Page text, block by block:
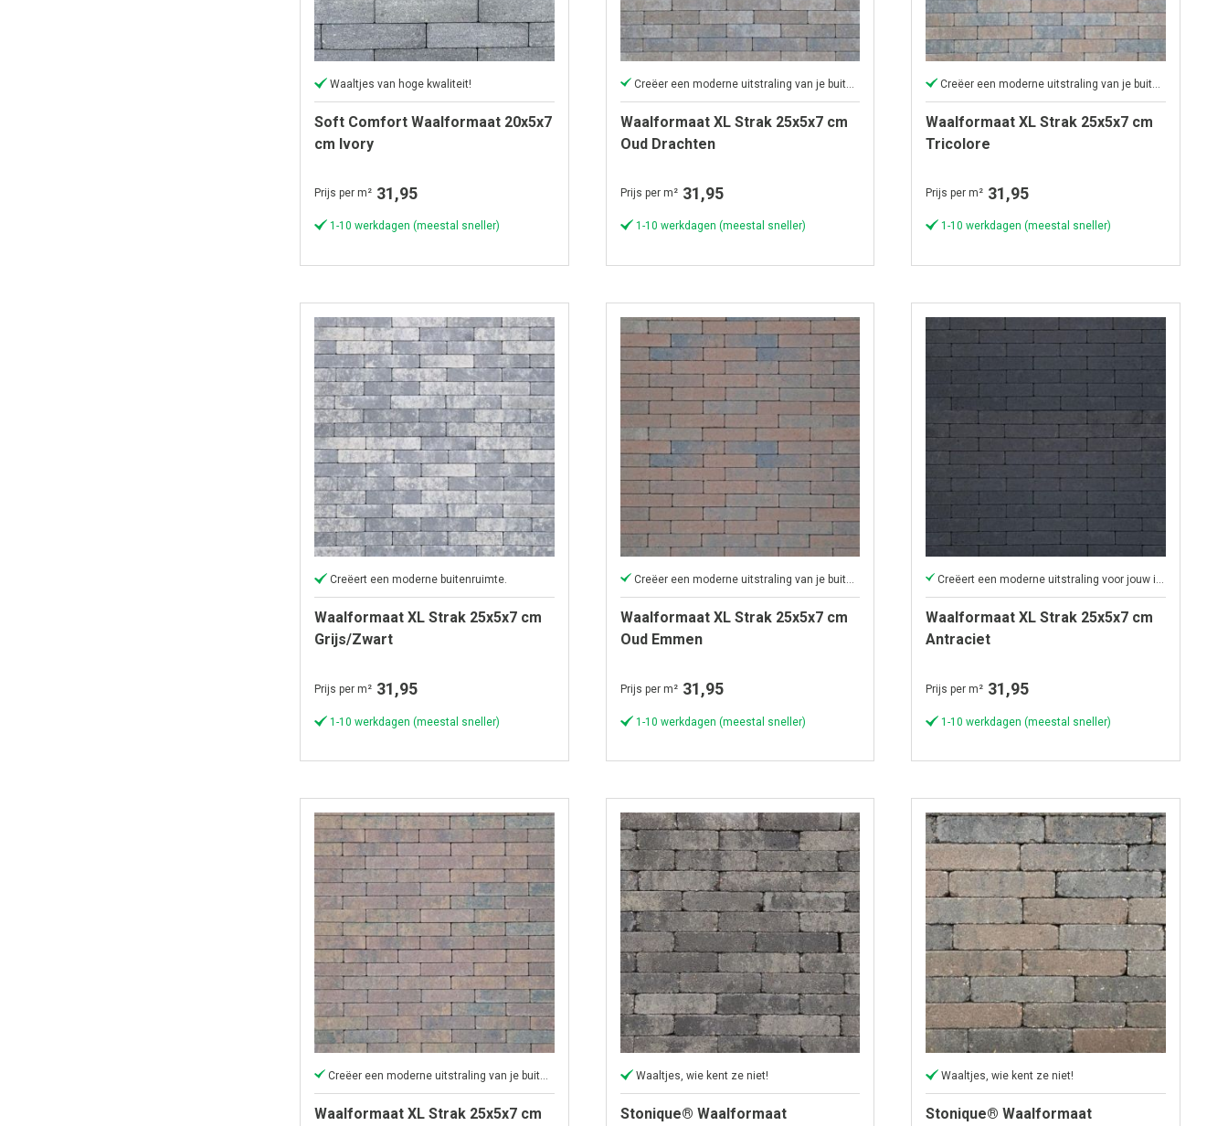
Waaltjes van hoge kwaliteit!
Soft Comfort Waalformaat 20x5x7
cm Ivory
Prijs per m² 31,95
1-10 werkdagen (meestal sneller)
Creëer een moderne uitstraling van je buitenruimte.
Waalformaat XL Strak 25x5x7 cm
Oud Drachten
Prijs per m² 31,95
1-10 werkdagen (meestal sneller)
Creëer een moderne uitstraling van je buitenruimte.
Waalformaat XL Strak 25x5x7 cm
Tricolore
Prijs per m² 31,95
1-10 werkdagen (meestal sneller)
Creëert een moderne buitenruimte.
Waalformaat XL Strak 25x5x7 cm
Grijs/Zwart
Prijs per m² 31,95
1-10 werkdagen (meestal sneller)
Creëer een moderne uitstraling van je buitenruimte.
Waalformaat XL Strak 25x5x7 cm
Oud Emmen
Prijs per m² 31,95
1-10 werkdagen (meestal sneller)
Creëert een moderne uitstraling voor jouw iedere buitenruimte.
Waalformaat XL Strak 25x5x7 cm
Antraciet
Prijs per m² 31,95
1-10 werkdagen (meestal sneller)
Creëer een moderne uitstraling van je buitenruimte.
Waalformaat XL Strak 25x5x7 cm
Waaltjes, wie kent ze niet!
Stonique® Waalformaat
Waaltjes, wie kent ze niet!
Stonique® Waalformaat